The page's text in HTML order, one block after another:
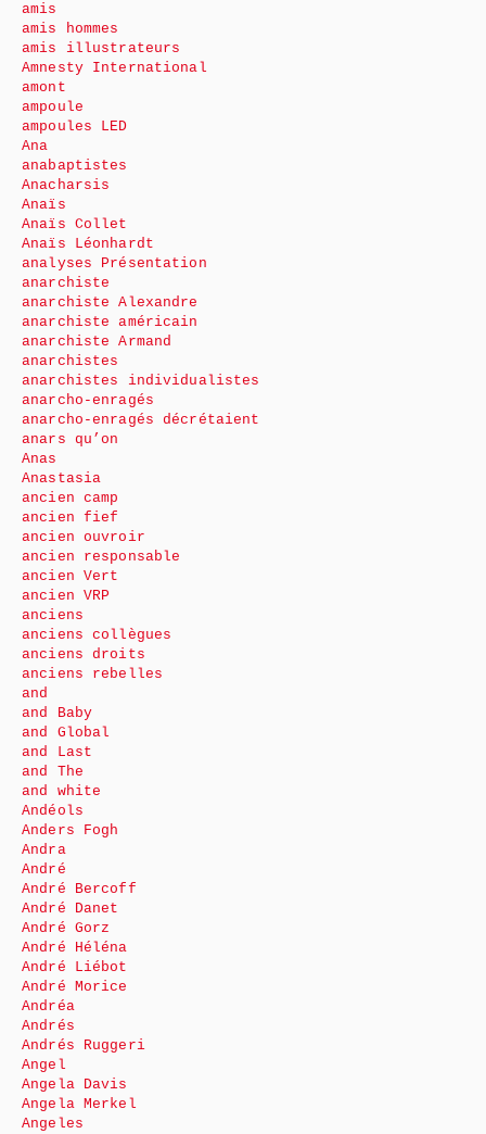
amis
amis hommes
amis illustrateurs
Amnesty International
amont
ampoule
ampoules LED
Ana
anabaptistes
Anacharsis
Anaïs
Anaïs Collet
Anaïs Léonhardt
analyses Présentation
anarchiste
anarchiste Alexandre
anarchiste américain
anarchiste Armand
anarchistes
anarchistes individualistes
anarcho-enragés
anarcho-enragés décrétaient
anars qu’on
Anas
Anastasia
ancien camp
ancien fief
ancien ouvroir
ancien responsable
ancien Vert
ancien VRP
anciens
anciens collègues
anciens droits
anciens rebelles
and
and Baby
and Global
and Last
and The
and white
Andéols
Anders Fogh
Andra
André
André Bercoff
André Danet
André Gorz
André Héléna
André Liébot
André Morice
Andréa
Andrés
Andrés Ruggeri
Angel
Angela Davis
Angela Merkel
Angeles